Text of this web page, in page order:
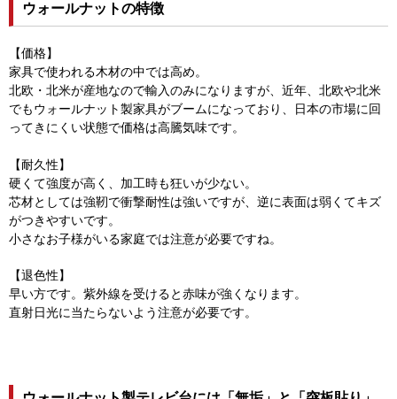
ウォールナットの特徴
【価格】
家具で使われる木材の中では高め。
北欧・北米が産地なので輸入のみになりますが、近年、北欧や北米
でもウォールナット製家具がブームになっており、日本の市場に回
ってきにくい状態で価格は高騰気味です。
【耐久性】
硬くて強度が高く、加工時も狂いが少ない。
芯材としては強靭で衝撃耐性は強いですが、逆に表面は弱くてキズ
がつきやすいです。
小さなお子様がいる家庭では注意が必要ですね。
【退色性】
早い方です。紫外線を受けると赤味が強くなります。
直射日光に当たらないよう注意が必要です。